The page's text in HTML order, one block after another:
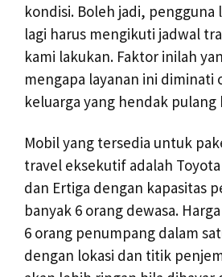
kondisi. Boleh jadi, pengguna
lagi harus mengikuti jadwal
kami lakukan. Faktor inilah
mengapa layanan ini diminati
keluarga yang hendak pulang
Mobil yang tersedia untuk
travel eksekutif adalah
dan Ertiga dengan kapasitas
banyak 6 orang dewasa.
6 orang penumpang dalam
dengan lokasi dan titik